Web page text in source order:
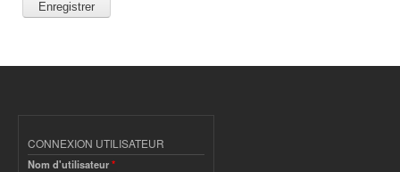
CONNEXION UTILISATEUR
Nom d'utilisateur*